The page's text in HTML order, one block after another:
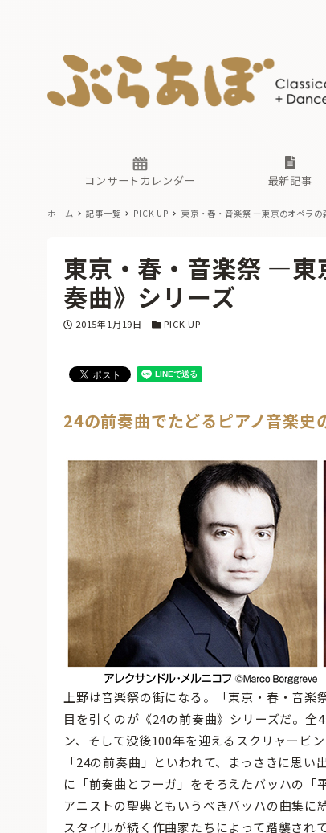
コンサートカレンダー 最新記事
古
現
無
あ
古
無
あ
ホーム 記事一覧 PICK UP 東京・春・音楽祭 —東京のオペラ
東京・春・音楽祭 —
奏曲》シリーズ
投稿日
2015年1月19日 カテゴリー
PICK UP
24の前奏曲でたどるピアノ音楽史
上野は音楽祭の街になる。「東京・春・音
目を引くのが《24の前奏曲》シリーズだ。
ン、そして没後100年を迎えるスクリャービ
「24の前奏曲」といわれて、まっさきに思
に「前奏曲とフーガ」をそろえたバッハの「
アニストの聖典ともいうべきバッハの曲集
スタイルが続く作曲家たちによって踏襲されて